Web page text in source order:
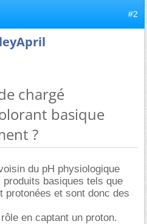
#2
chargé
basique
?
du pH physiologique
basiques tels que
protonées et sont donc des
en captant un proton.